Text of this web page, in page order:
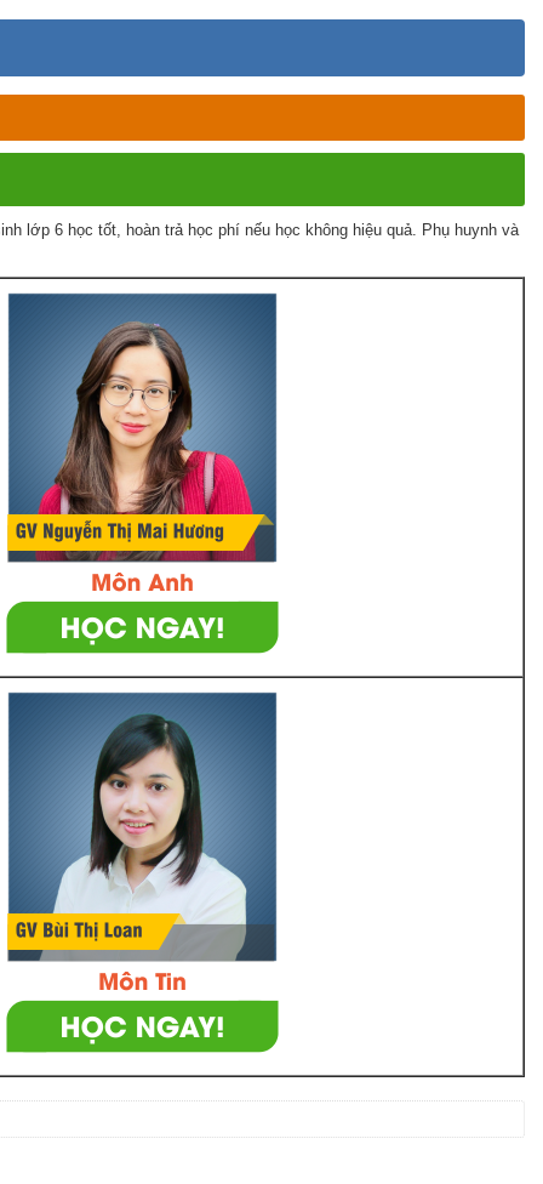
lớp 6 học tốt, hoàn trả học phí nếu học không hiệu quả. Phụ huynh và